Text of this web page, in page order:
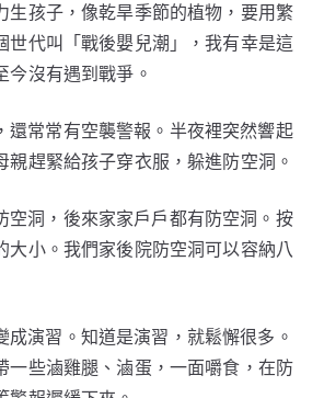
生孩子，像乾旱季節的植物，要用繁
世代叫「戰後嬰兒潮」，我有幸是這
今沒有遇到戰爭。
還常常有空襲警報。半夜裡突然響起
親趕緊給孩子穿衣服，躲進防空洞。
空洞，後來家家戶戶都有防空洞。按
大小。我們家後院防空洞可以容納八
成演習。知道是演習，就鬆懈很多。
一些滷雞腿、滷蛋，一面嚼食，在防